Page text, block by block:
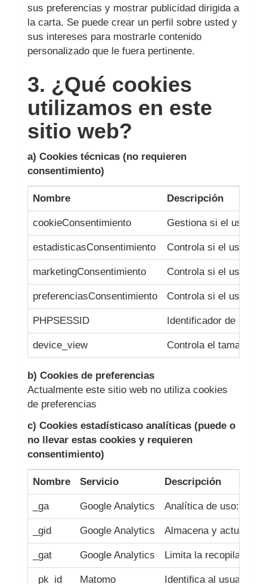
sus preferencias y mostrar publicidad dirigida a
la carta. Se puede crear un perfil sobre usted y
sus intereses para mostrarle contenido
personalizado que le fuera pertinente.
3. ¿Qué cookies
utilizamos en este
sitio web?
a) Cookies técnicas (no requieren
consentimiento)
Nombre Descripción
cookieConsentimiento Gestiona si el
estadisticasConsentimiento Controla si el usuario
marketingConsentimiento Controla si el usuario
preferenciasConsentimiento Controla si el usuario
PHPSESSID Identificador de la
device_view Controla el tamaño
b) Cookies de preferencias
Actualmente este sitio web no utiliza cookies
de preferencias
c) Cookies estadísticaso analíticas (puede o
no llevar estas cookies y requieren
consentimiento)
Nombre Servicio Descripción
_ga Google Analytics Analítica de uso: nº
_gid Google Analytics Almacena y actualiza
_gat Google Analytics Limita la recopilación
_pk_id Matomo Identifica al usuario